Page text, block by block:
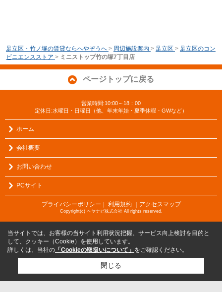
足立区・竹ノ塚の賃貸ならへやぞうへ > 周辺施設案内 > 足立区 > 足立区のコン
ビニエンスストア > ミニストップ竹の塚7丁目店
ページトップに戻る
営業時間:10:00～18：00
定休日:水曜日・日曜日（他、年末年始・夏季休暇・GWなど）
ホーム
会社概要
お問い合わせ
PCサイト
プライバシーポリシー 利用規約 ｜アクセスマップ
Copyright(c) ヘヤナビ株式会社 All rights reserved.
当サイトでは、お客様の当サイト利用状況把握、サービス向上検討を目的と
して、クッキー（Cookie）を使用しています。
詳しくは、当社の 「Cookieの取扱いについて」 をご確認ください。
閉じる